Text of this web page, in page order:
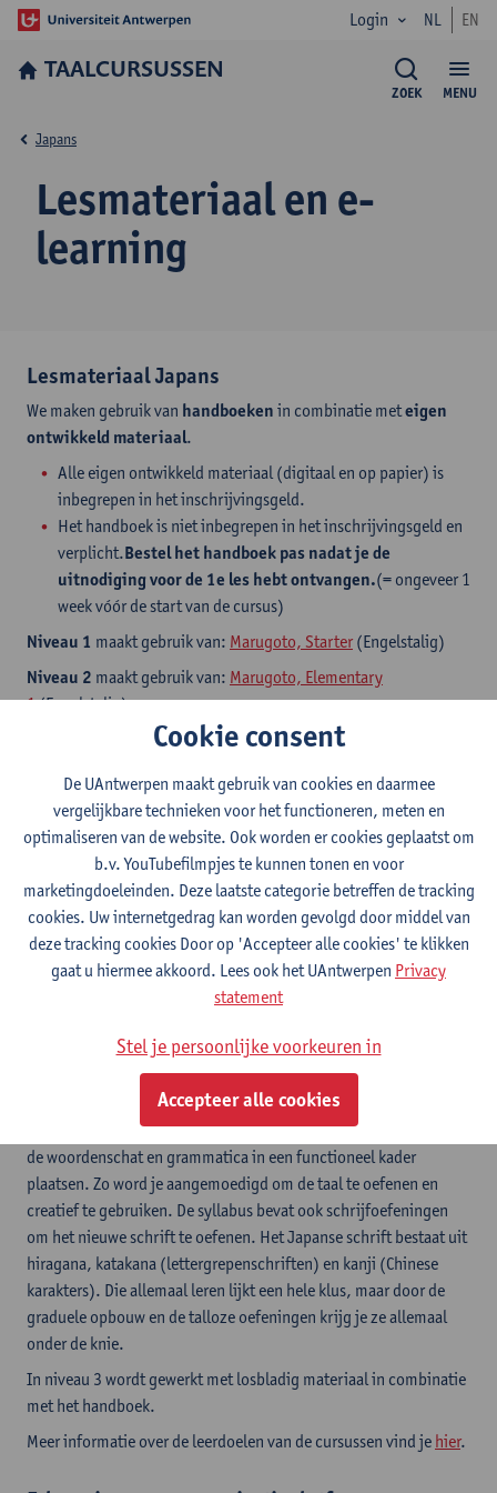
Login NL EN
TAALCURSUSSEN
MENU
ZOEK
Lesmateriaal en e-
learning
Japans
Lesmateriaal Japans
We maken gebruik van handboeken in combinatie meteigen
ontwikkeld materiaal.
Alle eigen ontwikkeld materiaal (digitaal en op papier) is
inbegrepen in het inschrijvingsgeld.
Het handboek is niet inbegrepen in het inschrijvingsgeld en
verplicht.Bestel het handboek pas nadat je de
uitnodiging voor de 1e les hebt ontvangen.(= ongeveer 1
week vóór de start van de cursus)
Niveau 1 maakt gebruik van: Marugoto, Starter (Engelstalig)
Niveau 2 maakt gebruik van: Marugoto, Elementary
1(Engelstalig)
maakt gebruik van:Marugoto, Elementary
Marugotois volledig gebaseerd op de nieuwste theorieën en
inzichten rond taalverwerving bij volwassenen. De nadruk ligt op
het aanleren van communicatieve basisvaardigheden in
combinatie met een stevige portie Japanse cultuur. Het
handboek wordt ondersteund door veel visueel en online
materiaal, wat zelfstudie sterk vergemakkelijkt en het
klasgebeuren aangenamer maakt. Cursisten worden bovendien
gestimuleerd om thuis ook op regelmatige basis met Japans
In niveau 1 en 2 wordt het handboek gebruikt in combinatie met
die door Linguapolis zelf werd samengesteld. De
syllabus biedt uitbreiding op en uitdieping van de leerstof die in
het handboek wordt aangebracht en bevat talloze oefeningen die
de woordenschat en grammatica in een functioneel kader
plaatsen. Zo word je aangemoedigd om de taal te oefenen en
creatief te gebruiken. De syllabus bevat ook schrijfoefeningen
om het nieuwe schrift te oefenen. Het Japanse schrift bestaat uit
hiragana, katakana (lettergrepenschriften) en kanji (Chinese
karakters). Die allemaal leren lijkt een hele klus, maar door de
graduele opbouw en de talloze oefeningen krijg je ze allemaal
onder de knie.
In niveau 3 wordt gewerkt met losbladig materiaal in combinatie
met het handboek.
Meer informatie over de leerdoelen van de cursussen vind je hier.​
Cookie consent
De UAntwerpen maakt gebruik van cookies en daarmee
vergelijkbare technieken voor het functioneren, meten en
optimaliseren van de website. Ook worden er cookies geplaatst om
b.v. YouTubefilmpjes te kunnen tonen en voor
marketingdoeleinden. Deze laatste categorie betreffen de tracking
cookies. Uw internetgedrag kan worden gevolgd door middel van
deze tracking cookies Door op 'Accepteer alle cookies' te klikken
gaat u hiermee akkoord. Lees ook het UAntwerpen Privacy
statement
Stel je persoonlijke voorkeuren in
Accepteer alle cookies